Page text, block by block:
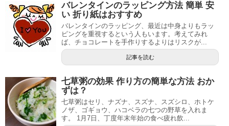
バレンタインのラッピング方法 簡単 安
い 折り紙はおすすめ
バレンタインのラッピング、最近は中身よりもラッ
ピングを重視するという人もいます。考えてみれ
ば、チョコレートを手作りするよりはリスクが...
記事を読む
七草粥の効果 作り方の簡単な方法 おか
ずは？
七草粥はセリ、ナズナ、スズナ、スズシロ、ホトケ
ノザ、ゴギョウ、ハコベラの七つの野草を入れま
す。 1月7日、丁度年末年始の食べ疲れ飲...